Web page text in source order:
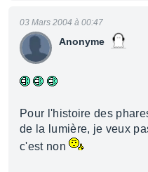
Anonyme
03 Mars 2004 à 00:47
Pour l'histoire des
de la lumière, je veux
c'est non